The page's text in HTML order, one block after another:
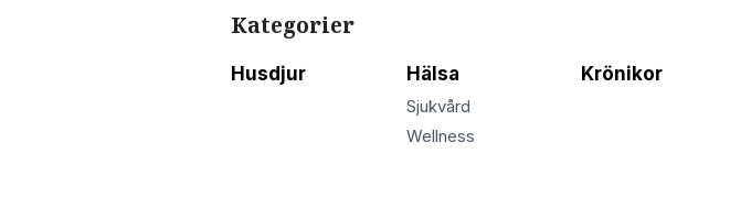
Kategorier
Husdjur Hälsa
Sjukvård
Wellness
Krönikor